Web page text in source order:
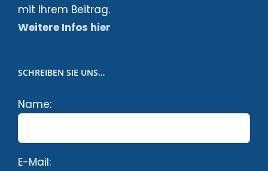
mit Ihrem Beitrag.
Weitere Infos hier
SCHREIBEN SIE UNS…
Name:
E-Mail: